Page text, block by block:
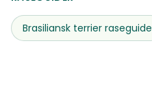
Brasiliansk terrier raseguide